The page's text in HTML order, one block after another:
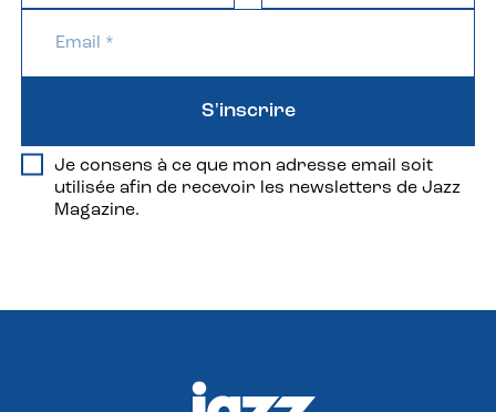
Je consens à ce que mon adresse email soit
utilisée afin de recevoir les newsletters de Jazz
Magazine.
S'inscrire